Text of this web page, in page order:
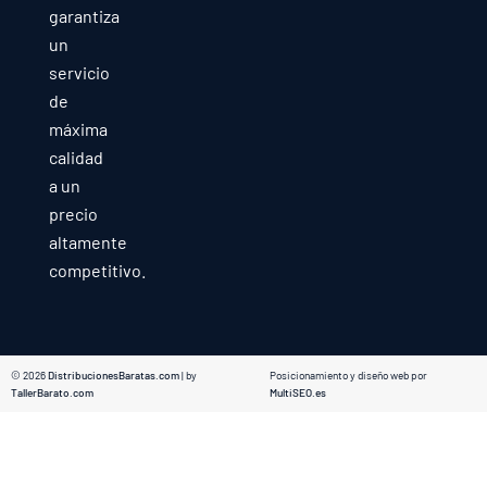
garantiza
un
servicio
de
máxima
calidad
a un
precio
altamente
competitivo.
© 2026DistribucionesBaratas.com| by
TallerBarato.com
Posicionamiento y diseño web por
MultiSEO.es